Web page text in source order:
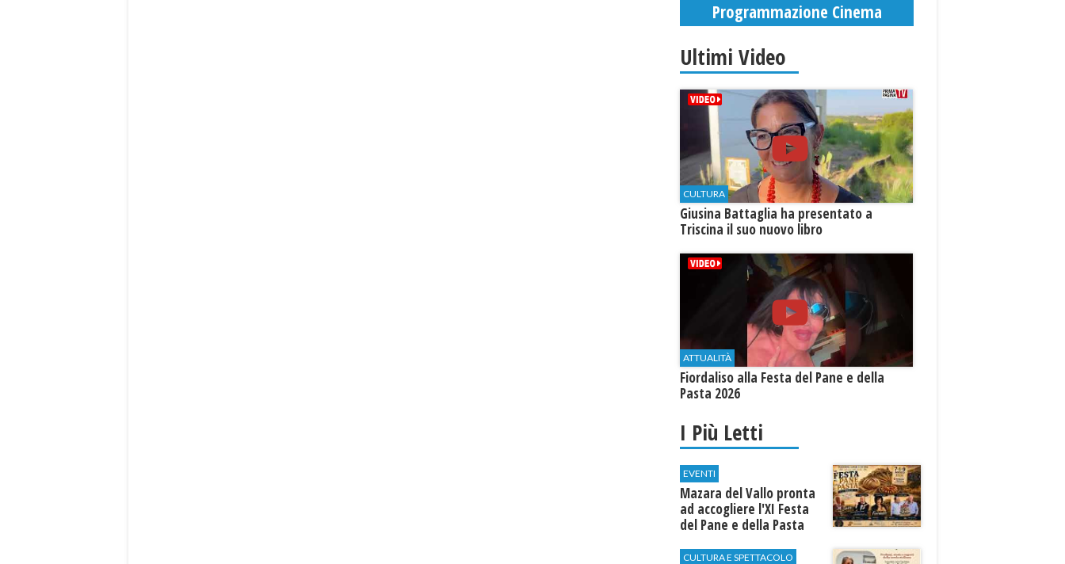
Programmazione Cinema
Ultimi Video
CULTURA
Giusina Battaglia ha presentato a
Triscina il suo nuovo libro
ATTUALITÀ
Fiordaliso alla Festa del Pane e della
Pasta 2026
I Più Letti
EVENTI
Mazara del Vallo pronta
ad accogliere l'XI Festa
del Pane e della Pasta
CULTURA E SPETTACOLO